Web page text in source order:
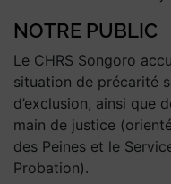
NOTRE PUBLIC
Le CHRS Songoro
situation de précarité
d’exclusion, ainsi que
main de justice
des Peines et le
Probation).